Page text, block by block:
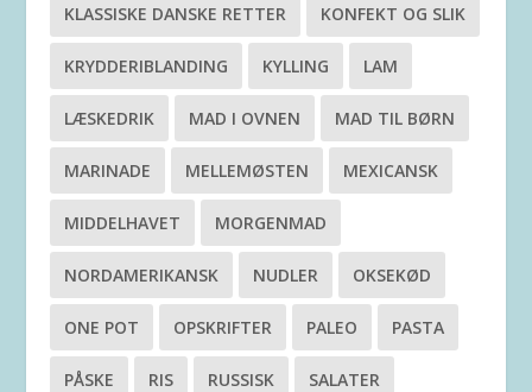
KLASSISKE DANSKE RETTER KONFEKT OG SLIK
KRYDDERIBLANDING KYLLING LAM
LÆSKEDRIK MAD I OVNEN MAD TIL BØRN
MARINADE MELLEMØSTEN MEXICANSK
MIDDELHAVET MORGENMAD
NORDAMERIKANSK NUDLER OKSEKØD
ONE POT OPSKRIFTER PALEO PASTA
PÅSKE RIS RUSSISK SALATER